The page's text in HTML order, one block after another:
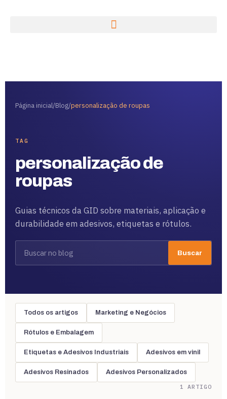
Página inicial/Blog/personalização de roupas
TAG
personalização de
roupas
Guias técnicos da GID sobre materiais, aplicação e
durabilidade em adesivos, etiquetas e rótulos.
Buscar
Todos os artigos Marketing e Negócios
Rótulos e Embalagem
Etiquetas e Adesivos Industriais Adesivos em vinil
Adesivos Resinados Adesivos Personalizados
1 ARTIGO